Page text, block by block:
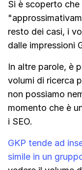
Si è scoperto che
resto dei casi, i
dalle impressioni
In altre parole, è
volumi di ricerca
non possiamo
momento che è
i SEO.
GKP tende ad
simile in un